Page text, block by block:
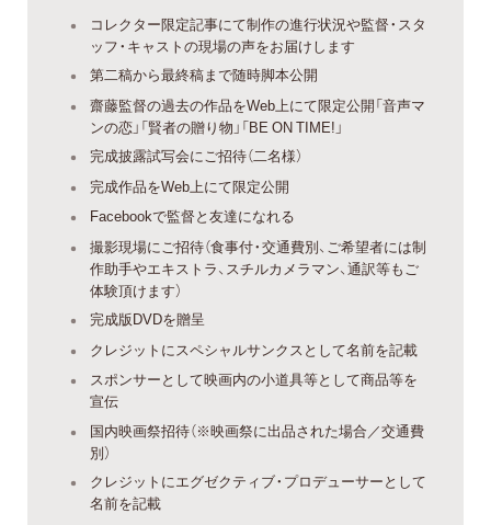
コレクター限定記事にて制作の進行状況や監督・スタ
ッフ・キャストの現場の声をお届けします
第二稿から最終稿まで随時脚本公開
齋藤監督の過去の作品をWeb上にて限定公開「音声マ
ンの恋」「賢者の贈り物」「BE ON TIME!」
完成披露試写会にご招待（二名様）
完成作品をWeb上にて限定公開
Facebookで監督と友達になれる
撮影現場にご招待（食事付・交通費別、ご希望者には制
作助手やエキストラ、スチルカメラマン、通訳等もご
体験頂けます）
完成版DVDを贈呈
クレジットにスペシャルサンクスとして名前を記載
スポンサーとして映画内の小道具等として商品等を
宣伝
国内映画祭招待（※映画祭に出品された場合／交通費
別）
クレジットにエグゼクティブ・プロデューサーとして
名前を記載